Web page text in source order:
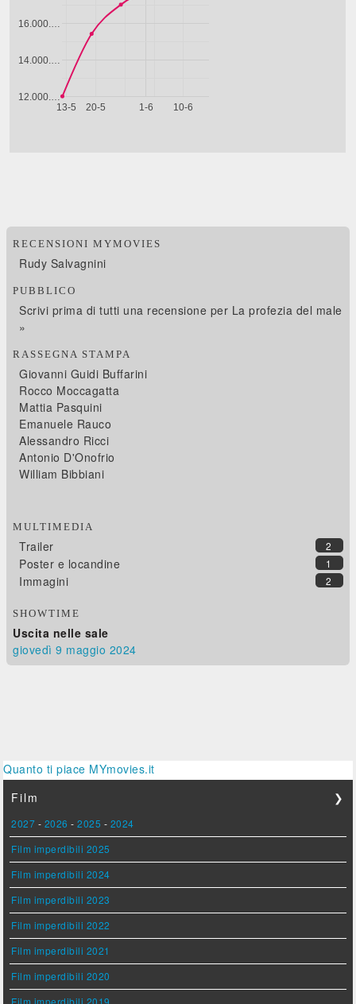
RECENSIONI MYMOVIES
Rudy Salvagnini
PUBBLICO
Scrivi prima di tutti una recensione per La profezia del male
»
RASSEGNA STAMPA
Giovanni Guidi Buffarini
Rocco Moccagatta
Mattia Pasquini
Emanuele Rauco
Alessandro Ricci
Antonio D'Onofrio
William Bibbiani
MULTIMEDIA
2
Trailer
1
Poster e locandine
2
Immagini
SHOWTIME
Uscita nelle sale
giovedì 9 maggio 2024
Quanto ti piace MYmovies.it
Film
❯
2027 - 2026 -2025 - 2024
Film imperdibili 2025
Film imperdibili 2024
Film imperdibili 2023
Film imperdibili 2022
Film imperdibili 2021
Film imperdibili 2020
Film imperdibili 2019